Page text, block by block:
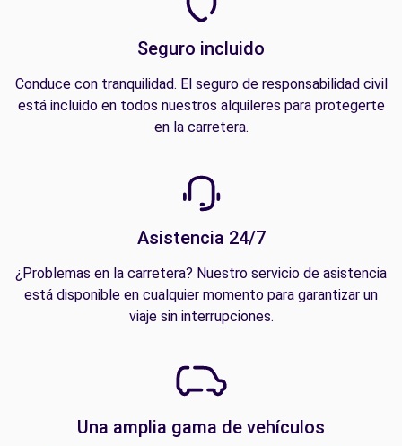
Seguro incluido
Conduce con tranquilidad. El seguro de responsabilidad civil
está incluido en todos nuestros alquileres para protegerte
en la carretera.
Asistencia 24/7
¿Problemas en la carretera? Nuestro servicio de asistencia
está disponible en cualquier momento para garantizar un
viaje sin interrupciones.
Una amplia gama de vehículos